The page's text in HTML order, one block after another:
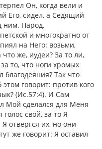
Он, когда вели и
Его, сидел, а Седящий
ним. Народ,
и многократно от
на Него: возьми,
же, иудеи? За то ли,
то, что ноги хромых
благодеяния? Так что
говорит: против кого
(Ис.57:4). И Сам
Мой сделался для Меня
свой, за то Я
отвергся их, но они
же говорит: Я оставил